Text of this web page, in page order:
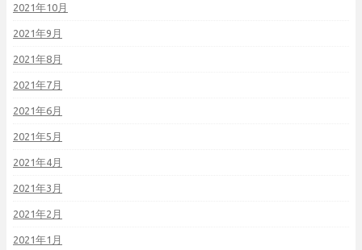
2021年10月
2021年9月
2021年8月
2021年7月
2021年6月
2021年5月
2021年4月
2021年3月
2021年2月
2021年1月